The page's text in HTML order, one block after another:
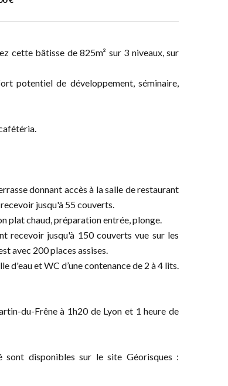
cette bâtisse de 825m² sur 3 niveaux, sur
potentiel de développement, séminaire,
donnant accès à la salle de restaurant
jusqu'à 55 couverts.
plat chaud, préparation entrée, plonge.
recevoir jusqu'à 150 couverts vue sur les
avec 200 places assises.
d'eau et WC d’une contenance de 2 à 4 lits.
du-Frêne à 1h20 de Lyon et 1 heure de
sont disponibles sur le site Géorisques :